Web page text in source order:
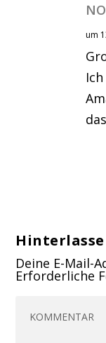
um
Deine E-Mail-
Erforderliche